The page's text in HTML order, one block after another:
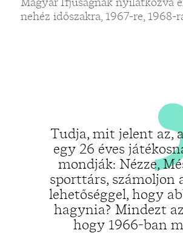
nehéz időszakra, 1967-re, 1968-
Tudja, mit jelent az,
egy 26 éves
mondják: Nézze,
sporttárs, számoljon
lehetőséggel, hogy
hagynia? Mindezt
hogy 1966-ban